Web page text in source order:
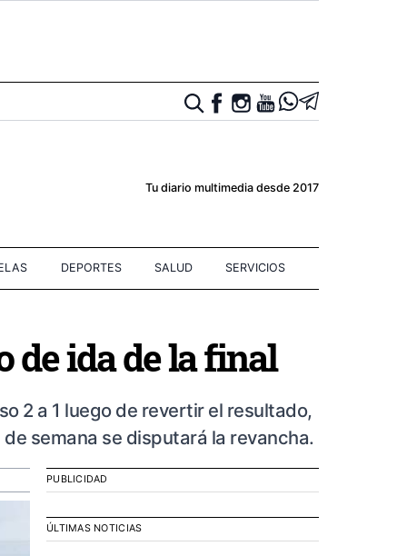
Tu diario multimedia desde 2017
DEPORTES SALUD SERVICIOS
de ida de la final
2 a 1 luego de revertir el resultado,
semana se disputará la revancha.
PUBLICIDAD
ÚLTIMAS NOTICIAS